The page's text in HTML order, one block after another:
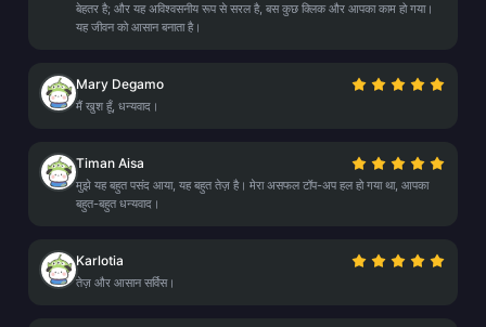
बेहतर है; और यह अविश्वसनीय रूप से सरल है, बस कुछ क्लिक और आपका काम हो गया।
यह जीवन को आसान बनाता है।
Mary Degamo
मैं खुश हूँ, धन्यवाद।
Timan Aisa
मुझे यह बहुत पसंद आया, यह बहुत तेज़ है। मेरा असफल टॉप-अप हल हो गया था, आपका
बहुत-बहुत धन्यवाद।
Karlotia
तेज़ और आसान सर्विस।